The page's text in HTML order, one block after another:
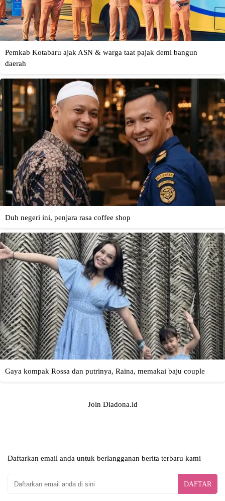
Join Diadona.id
Daftarkan email anda untuk berlangganan berita terbaru kami
DAFTAR